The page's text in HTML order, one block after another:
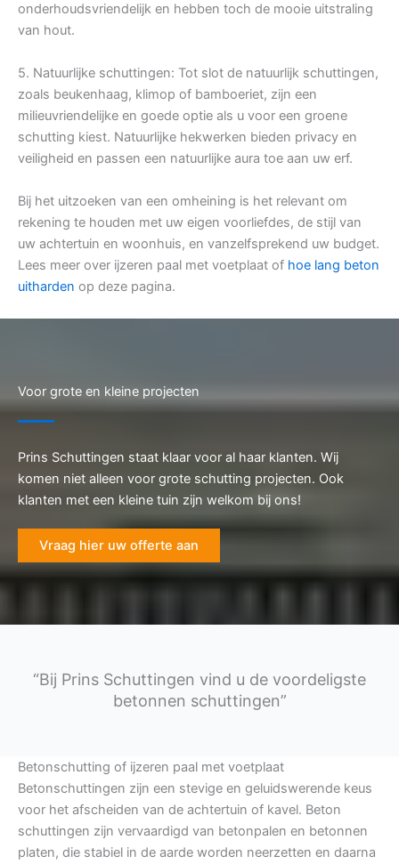
onderhoudsvriendelijk en hebben toch de mooie uitstraling
van hout.
5. Natuurlijke schuttingen: Tot slot de natuurlijk schuttingen,
zoals beukenhaag, klimop of bamboeriet, zijn een
milieuvriendelijke en goede optie als u voor een groene
schutting kiest. Natuurlijke hekwerken bieden privacy en
veiligheid en passen een natuurlijke aura toe aan uw erf.
Bij het uitzoeken van een omheining is het relevant om
rekening te houden met uw eigen voorliefdes, de stijl van
uw achtertuin en woonhuis, en vanzelfsprekend uw budget.
Lees meer over ijzeren paal met voetplaat of hoe lang beton
uitharden op deze pagina.
Voor grote en kleine projecten
Prins Schuttingen staat klaar voor al haar klanten. Wij
komen niet alleen voor grote schutting projecten. Ook
klanten met een kleine tuin zijn welkom bij ons!
Vraag hier uw offerte aan
“Bij Prins Schuttingen vind u de voordeligste
betonnen schuttingen”
Betonschutting of ijzeren paal met voetplaat
Betonschuttingen zijn een stevige en geluidswerende keus
voor het afscheiden van de achtertuin of kavel. Beton
schuttingen zijn vervaardigd van betonpalen en betonnen
platen, die stabiel in de aarde worden neerzetten en daarna